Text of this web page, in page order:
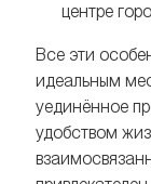
центре
Все эти
идеальным
уединённое
удобством